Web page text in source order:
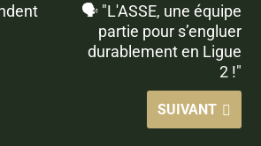
🗣 "L'ASSE, une équipe
partie pour s’engluer
durablement en Ligue
2 !"
SUIVANT